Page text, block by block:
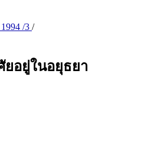
/3 /
อยู่ในอยุธยา